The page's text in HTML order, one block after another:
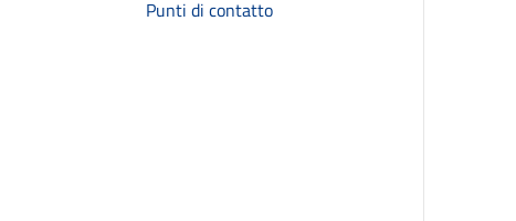
Punti di contatto